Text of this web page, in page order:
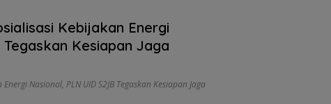
Kebijakan Energi
Kesiapan Jaga
Energi Nasional,PLN UID S2JB Tegaskan Kesiapan Jaga